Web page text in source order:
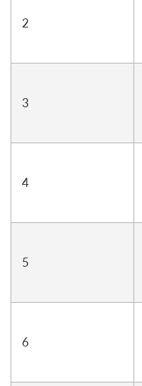
2
3
4
5
6